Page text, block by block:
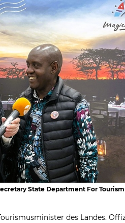
State Department For
des Landes.